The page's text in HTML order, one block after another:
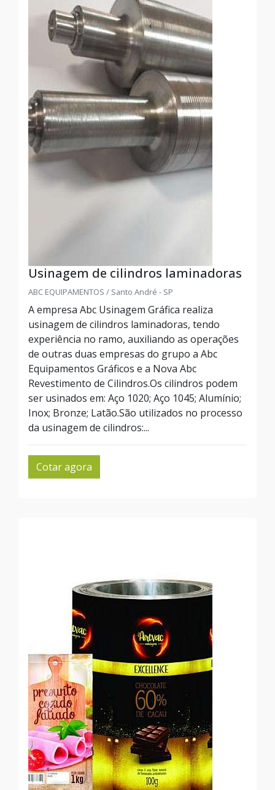
Usinagem de cilindros laminadoras
ABC EQUIPAMENTOS / Santo André - SP
A empresa Abc Usinagem Gráfica realiza
usinagem de cilindros laminadoras, tendo
experiência no ramo, auxiliando as operações
de outras duas empresas do grupo a Abc
Equipamentos Gráficos e a Nova Abc
Revestimento de Cilindros.Os cilindros podem
ser usinados em: Aço 1020; Aço 1045; Alumínio;
Inox; Bronze; Latão.São utilizados no processo
da usinagem de cilindros:...
Cotar agora